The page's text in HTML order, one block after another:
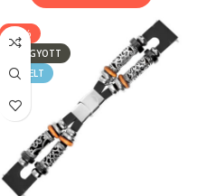
-25%
ELFOGYOTT
KIEMELT